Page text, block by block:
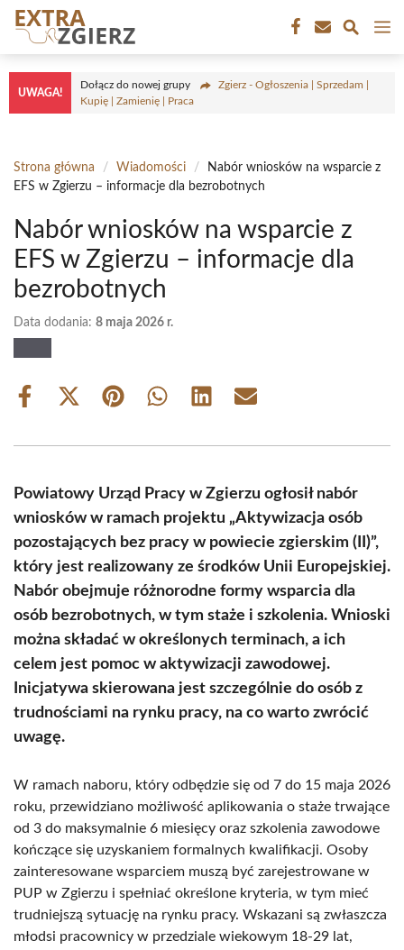
Przejdź
treści
UWAGA!
Dołącz do nowej grupy
Zgierz - Ogłoszenia | Sprzedam |
Kupię | Zamienię | Praca
Strona główna / Wiadomości /
Nabór wniosków na wsparcie z
EFS w Zgierzu – informacje dla bezrobotnych
Nabór wniosków na wsparcie z
EFS w Zgierzu – informacje dla
bezrobotnych
Data dodania: 8 maja 2026 r.
Share
Share
(Twitter)
Share Share Share Share
Powiatowy Urząd Pracy w Zgierzu ogłosił nabór
wniosków w ramach projektu „Aktywizacja osób
pozostających bez pracy w powiecie zgierskim (II)”,
który jest realizowany ze środków Unii Europejskiej.
Nabór obejmuje różnorodne formy wsparcia dla
osób bezrobotnych, w tym staże i szkolenia. Wnioski
można składać w określonych terminach, a ich
celem jest pomoc w aktywizacji zawodowej.
Inicjatywa skierowana jest szczególnie do osób z
trudnościami na rynku pracy, na co warto zwrócić
uwagę.
W ramach naboru, który odbędzie się od 7 do 15 maja 2026
roku, przewidziano możliwość aplikowania o staże trwające
od 3 do maksymalnie 6 miesięcy oraz szkolenia zawodowe
kończące się uzyskaniem formalnych kwalifikacji. Osoby
zainteresowane wsparciem muszą być zarejestrowane w
PUP w Zgierzu i spełniać określone kryteria, w tym mieć
trudniejszą sytuację na rynku pracy. Wskazani są zwłaszcza
młodsi pracownicy w przedziale wiekowym 18-29 lat,